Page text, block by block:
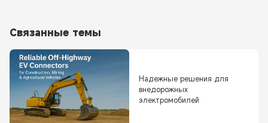
Связанные темы
Надежные решения для
внедорожных
электромобилей